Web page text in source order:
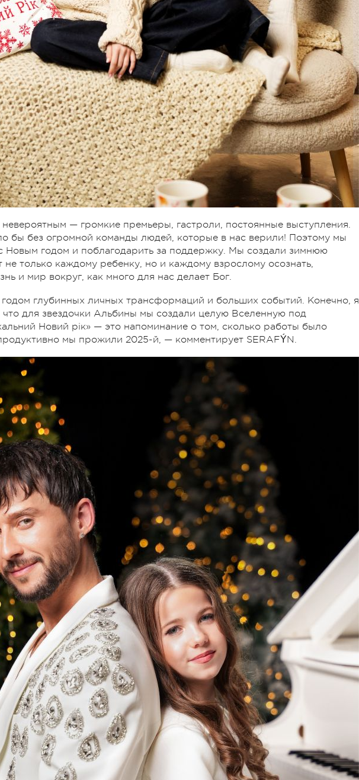
— громкие премьеры, гастроли, постоянные выступления.
бы без огромной команды людей, которые в нас верили! Поэтому мы
Новым годом и поблагодарить за поддержку. Мы создали зимнюю
не только каждому ребенку, но и каждому взрослому осознать,
и мир вокруг, как много для нас делает Бог.
глубинных личных трансформаций и больших событий. Конечно, я
что для звездочки Альбины мы создали целую Вселенную под
Новий рік» — это напоминание о том, сколько работы было
мы прожили 2025-й, — комментирует SERAFÝN.